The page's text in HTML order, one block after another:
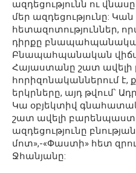
ազդեցությունն ու
մեր ազդեցությունը:
հետազոտություններ,
դիրքը
Բնապահպանական
Հայաստանը շատ ավելի
հորիզոնականներում
երկրները, այդ թվում՝
Կա օբյեկտիվ
շատ ավելի բարենպաստ
ազդեցությունը
մոտ»,-«Փաստի» հետ
Ջհանյանը: